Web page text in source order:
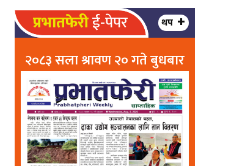
प्रभातफेरीई-पेपर थप
२०८३ सला श्रावण २० गते बुधबार